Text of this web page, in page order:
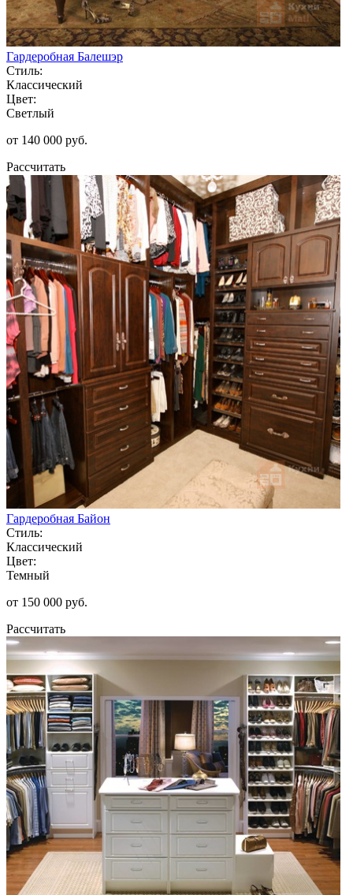
Гардеробная Балешэр
Стиль:
Классический
Цвет:
Светлый
от 140 000 руб.
Рассчитать
Гардеробная Байон
Стиль:
Классический
Цвет:
Темный
от 150 000 руб.
Рассчитать